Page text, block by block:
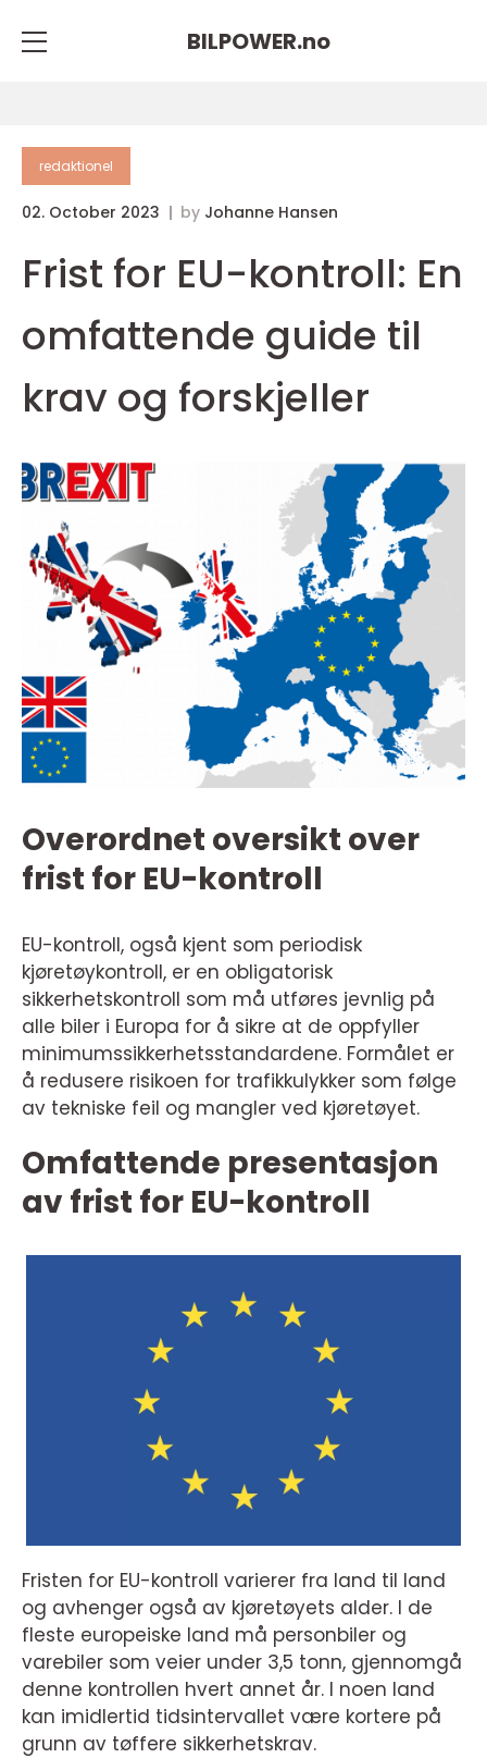
BILPOWER.no
redaktionel
02. October 2023 by Johanne Hansen
Frist for EU-kontroll: En
omfattende guide til
krav og forskjeller
Overordnet oversikt over
frist for EU-kontroll
EU-kontroll, også kjent som periodisk
kjøretøykontroll, er en obligatorisk
sikkerhetskontroll som må utføres jevnlig på
alle biler i Europa for å sikre at de oppfyller
minimumssikkerhetsstandardene. Formålet er
å redusere risikoen for trafikkulykker som følge
av tekniske feil og mangler ved kjøretøyet.
Omfattende presentasjon
av frist for EU-kontroll
Fristen for EU-kontroll varierer fra land til land
og avhenger også av kjøretøyets alder. I de
fleste europeiske land må personbiler og
varebiler som veier under 3,5 tonn, gjennomgå
denne kontrollen hvert annet år. I noen land
kan imidlertid tidsintervallet være kortere på
grunn av tøffere sikkerhetskrav.